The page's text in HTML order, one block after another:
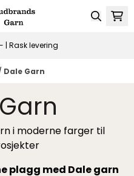
| Rask levering
Dale Garn
i moderne farger til
plagg med Dale garn